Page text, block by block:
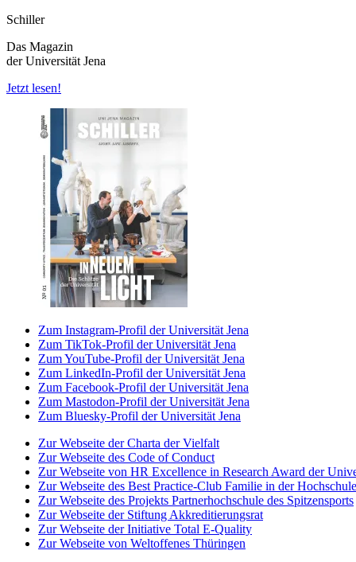
Schiller
Das Magazin
der Universität Jena
Jetzt lesen!
Zum Instagram-Profil der Universität Jena
Zum TikTok-Profil der Universität Jena
Zum YouTube-Profil der Universität Jena
Zum LinkedIn-Profil der Universität Jena
Zum Facebook-Profil der Universität Jena
Zum Mastodon-Profil der Universität Jena
Zum Bluesky-Profil der Universität Jena
Zur Webseite der Charta der Vielfalt
Zur Webseite des Code of Conduct
Zur Webseite von HR Excellence in Research Award der
Zur Webseite des Best Practice-Club Familie in der Hochschule
Zur Webseite des Projekts Partnerhochschule des Spitzensports
Zur Webseite der Stiftung Akkreditierungsrat
Zur Webseite der Initiative Total E-Quality
Zur Webseite von Weltoffenes Thüringen